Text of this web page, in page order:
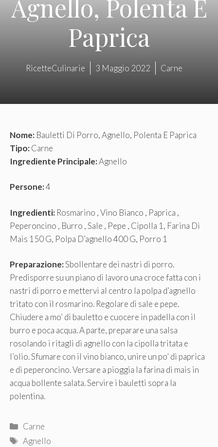
Agnello, Polenta E
Paprica
RicetteCulinarie 3 Maggio 2022 Carne
Nome: Bauletti Di Porro, Agnello, Polenta E Paprica
Tipo:Carne
Ingrediente Principale:Agnello
Persone:4
Ingredienti: Rosmarino , Vino Bianco , Paprica ,
Peperoncino , Burro , Sale , Pepe , Cipolla 1, Farina Di
Mais 150 G, Polpa D’agnello 400 G, Porro 1
Preparazione:Sbollentare dei nastri di porro.
Predisporre su un piano di lavoro una croce fatta con i
nastri di porro e mettervi al centro la polpa d’agnello
tritato con il rosmarino. Regolare di sale e pepe.
Chiudere a mo’ di bauletto e cuocere in padella con il
burro e poca acqua. A parte, preparare una salsa
rosolando i ritagli di agnello con la cipolla tritata e
l’olio. Sfumare con il vino bianco, unire un po’ di paprica
e di peperoncino. Versare a pioggia la farina di mais in
acqua bollente salata. Servire i bauletti sopra la
polentina.
Categorie
Carne
Tag
Agnello